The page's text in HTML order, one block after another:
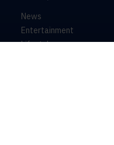
News
Entertainment
Lifestyle